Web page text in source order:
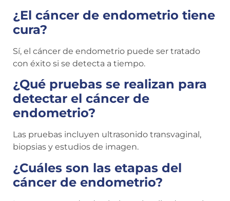
¿El cáncer de endometrio tiene
cura?
Sí, el cáncer de endometrio puede ser tratado
con éxito si se detecta a tiempo.
¿Qué pruebas se realizan para
detectar el cáncer de
endometrio?
Las pruebas incluyen ultrasonido transvaginal,
biopsias y estudios de imagen.
¿Cuáles son las etapas del
cáncer de endometrio?